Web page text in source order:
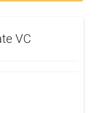
VC